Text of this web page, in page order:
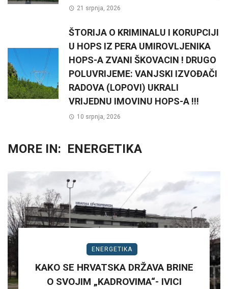
21 srpnja, 2026
ŠTORIJA O KRIMINALU I KORUPCIJI
U HOPS IZ PERA UMIROVLJENIKA
HOPS-A ZVANI ŠKOVACIN ! DRUGO
POLUVRIJEME: VANJSKI IZVOĐAČI
RADOVA (LOPOVI) UKRALI
VRIJEDNU IMOVINU HOPS-A !!!
10 srpnja, 2026
MORE IN: ENERGETIKA
ENERGETIKA
KAKO SE HRVATSKA DRŽAVA BRINE
O SVOJIM „KADROVIMA“- IVICI